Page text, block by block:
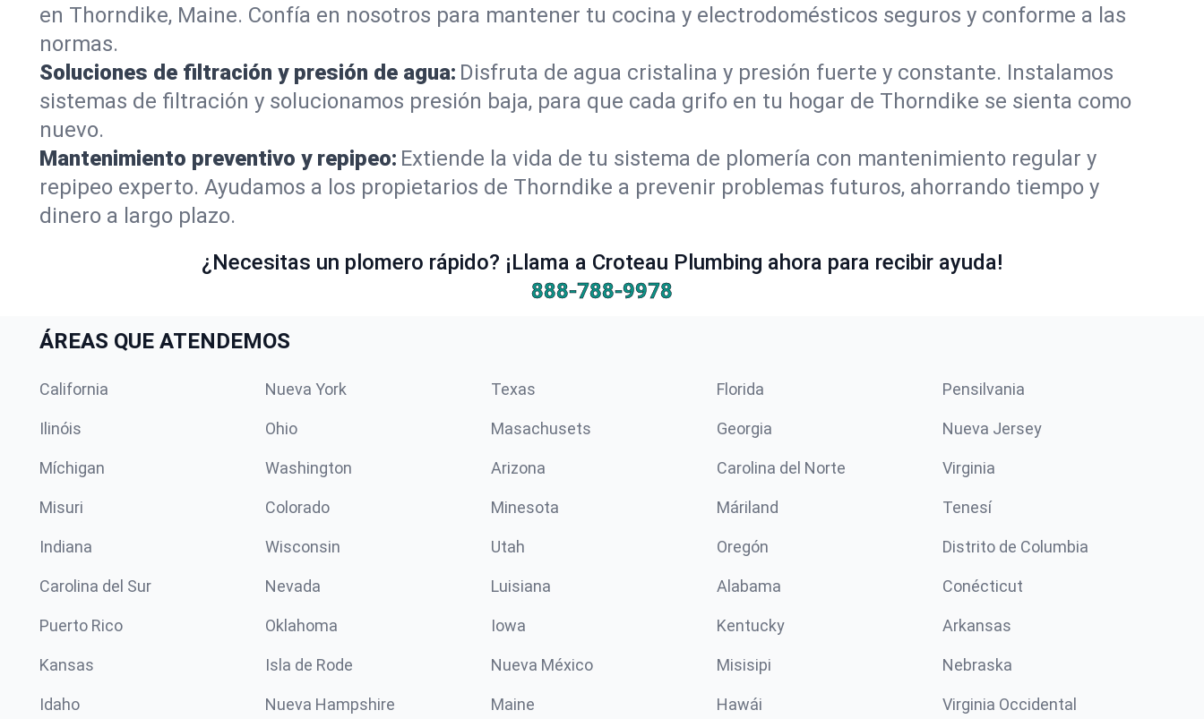
en Thorndike, Maine. Confía en nosotros para mantener tu cocina y electrodomésticos seguros y conforme a las
normas.
Soluciones de filtración y presión de agua: Disfruta de agua cristalina y presión fuerte y constante. Instalamos
sistemas de filtración y solucionamos presión baja, para que cada grifo en tu hogar de Thorndike se sienta como
nuevo.
Mantenimiento preventivo y repipeo: Extiende la vida de tu sistema de plomería con mantenimiento regular y
repipeo experto. Ayudamos a los propietarios de Thorndike a prevenir problemas futuros, ahorrando tiempo y
dinero a largo plazo.
¿Necesitas un plomero rápido? ¡Llama a Croteau Plumbing ahora para recibir ayuda!
888-788-9978
ÁREAS QUE ATENDEMOS
California Nueva York Texas Florida Pensilvania
Ilinóis Ohio Masachusets Georgia Nueva Jersey
Míchigan Washington Arizona Carolina del Norte Virginia
Misuri Colorado Minesota Máriland Tenesí
Indiana Wisconsin Utah Oregón Distrito de Columbia
Carolina del Sur Nevada Luisiana Alabama Conécticut
Puerto Rico Oklahoma Iowa Kentucky Arkansas
Kansas Isla de Rode Nueva México Misisipi Nebraska
Idaho Nueva Hampshire Maine Hawái Virginia Occidental